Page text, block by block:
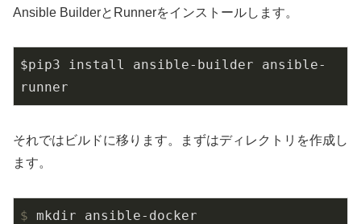
Ansible BuilderとRunnerをインストールします。
$pip3 install ansible-builder ansible-
runner
それではビルドに移ります。まずはディレクトリを作成し
ます。
$ mkdir ansible-docker